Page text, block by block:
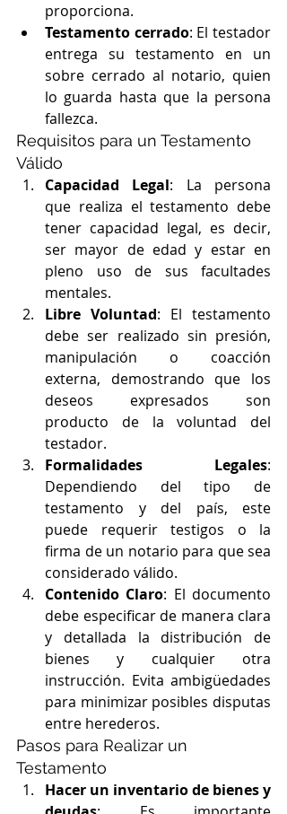
proporciona.
Testamento cerrado: El testador
entrega su testamento en un
sobre cerrado al notario, quien
lo guarda hasta que la persona
fallezca.
Requisitos para un Testamento
Válido
Capacidad Legal: La persona
que realiza el testamento debe
tener capacidad legal, es decir,
ser mayor de edad y estar en
pleno uso de sus facultades
mentales.
Libre Voluntad: El testamento
debe ser realizado sin presión,
manipulación o coacción
externa, demostrando que los
deseos expresados son
producto de la voluntad del
testador.
Formalidades Legales:
Dependiendo del tipo de
testamento y del país, este
puede requerir testigos o la
firma de un notario para que sea
considerado válido.
Contenido Claro: El documento
debe especificar de manera clara
y detallada la distribución de
bienes y cualquier otra
instrucción. Evita ambigüedades
para minimizar posibles disputas
entre herederos.
Pasos para Realizar un
Testamento
Hacer un inventario de bienes y